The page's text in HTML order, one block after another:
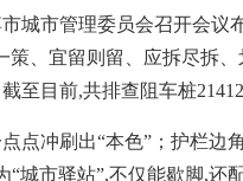
市管理委员会召开会议
、宜留则留、应拆尽拆
目前,共排查阻车桩21412
冲刷出“本色”；护栏边角
城市驿站”,不仅能歇脚,还